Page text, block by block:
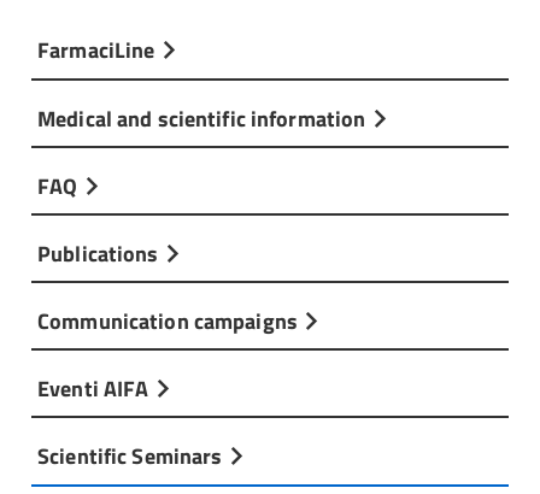
FarmaciLine
Medical and scientific information
FAQ
Publications
Communication campaigns
Eventi AIFA
Scientific Seminars